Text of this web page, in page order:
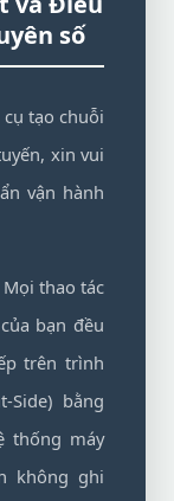
số
tạo chuỗi
xin vui
vận hành
Mọi thao tác
bạn đều
trên trình
Side) bằng
thống máy
không ghi